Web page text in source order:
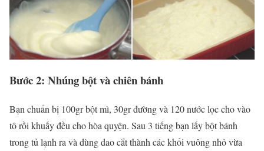
Bước 2: Nhúng bột và chiên bánh
Bạn chuẩn bị 100gr bột mì, 30gr đường và 120 nước lọc cho vào
tô rồi khuấy đều cho hòa quyện. Sau 3 tiếng bạn lấy bột bánh
trong tủ lạnh ra và dùng dao cắt thành các khối vuông nhỏ vừa